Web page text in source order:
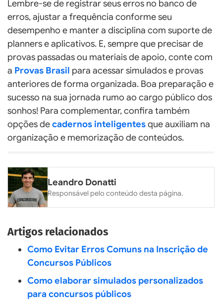
Lembre-se de registrar seus erros no banco de
erros, ajustar a frequência conforme seu
desempenho e manter a disciplina com suporte de
planners e aplicativos. E, sempre que precisar de
provas passadas ou materiais de apoio, conte com
a Provas Brasil para acessar simulados e provas
anteriores de forma organizada. Boa preparação e
sucesso na sua jornada rumo ao cargo público dos
sonhos! Para complementar, confira também
opções decadernos inteligentesque auxiliam na
organização e memorização de conteúdos.
Leandro Donatti
Responsável pelo conteúdo desta página.
Artigos relacionados
Como Evitar Erros Comuns na Inscrição de
Concursos Públicos
Como elaborar simulados personalizados
para concursos públicos